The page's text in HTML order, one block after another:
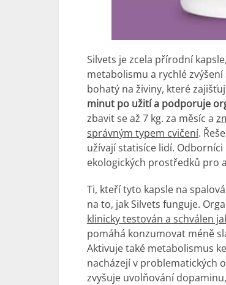
Silvets je zcela přírodní
metabolismu a rychlé
bohatý na živiny, které
minut po užití a podporuje
zbavit se až 7 kg. za měsíc a
správným typem cvičení.
užívají statisíce lidí.
ekologických prostředků pro
Ti, kteří tyto kapsle na
na to, jak Silvets funguje.
klinicky testován a schválen
pomáhá konzumovat méně
Aktivuje také metabolismus
nacházejí v problematických
zvyšuje uvolňování